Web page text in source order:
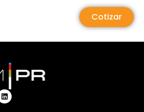
Cotizar